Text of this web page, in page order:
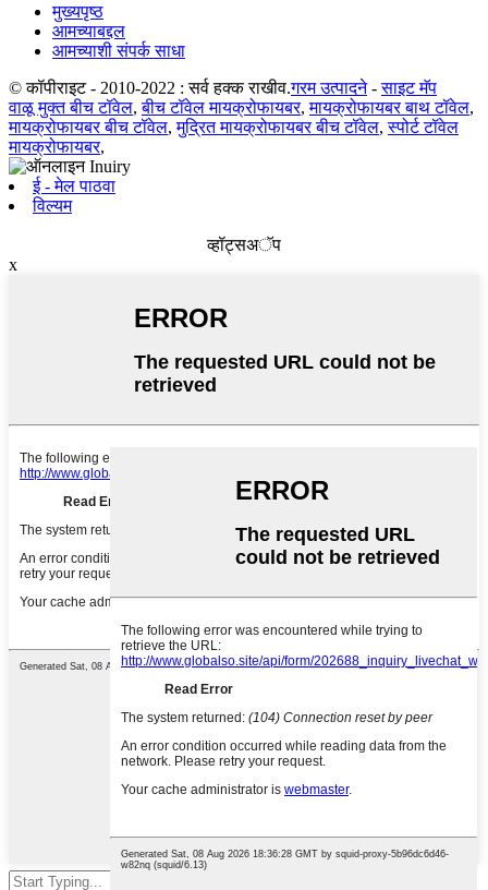
मुख्यपृष्ठ
आमच्याबद्दल
आमच्याशी संपर्क साधा
© कॉपीराइट - 2010-2022 : सर्व हक्क राखीव.गरम उत्पादने-साइट मॅप
वाळू मुक्त बीच टॉवेल,बीच टॉवेल मायक्रोफायबर,मायक्रोफायबर बाथ टॉवेल,
मायक्रोफायबर बीच टॉवेल,मुद्रित मायक्रोफायबर बीच टॉवेल,स्पोर्ट टॉवेल
मायक्रोफायबर,
ई - मेल पाठवा
विल्यम
व्हॉट्सअॅप
x